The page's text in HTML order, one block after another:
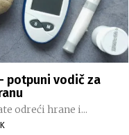
potpuni vodič za
odreći hrane i...